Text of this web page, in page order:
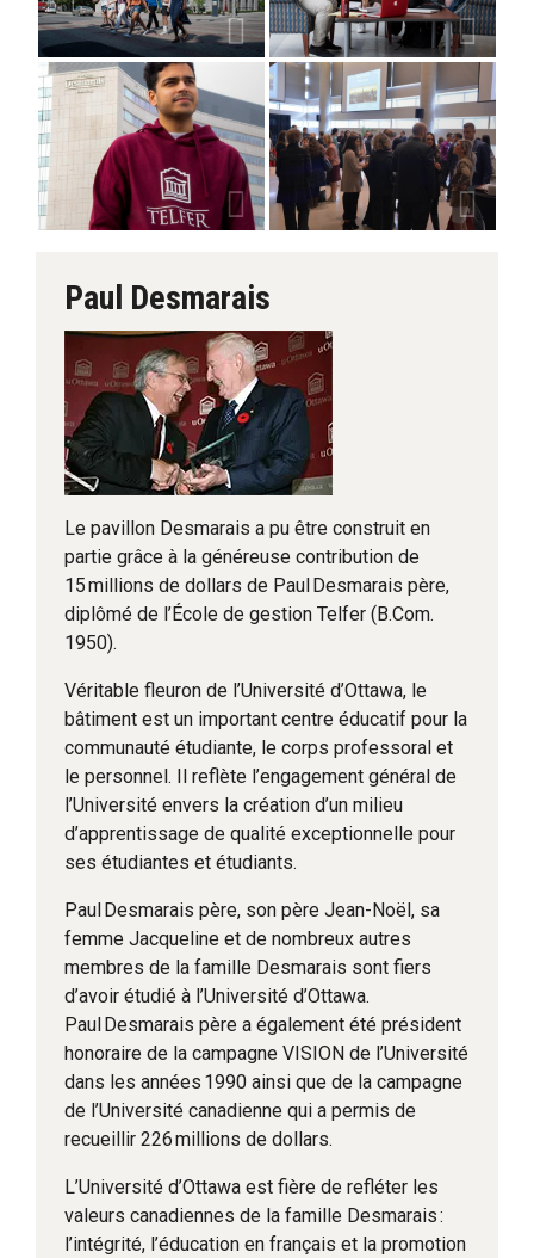
Paul Desmarais
Le pavillon Desmarais a pu être construit en
partie grâce à la généreuse contribution de
15 millions de dollars de Paul Desmarais père,
diplômé de l’École de gestion Telfer (B.Com.
1950).
Véritable fleuron de l’Université d’Ottawa, le
bâtiment est un important centre éducatif pour la
communauté étudiante, le corps professoral et
le personnel. Il reflète l’engagement général de
l’Université envers la création d’un milieu
d’apprentissage de qualité exceptionnelle pour
ses étudiantes et étudiants.
Paul Desmarais père, son père Jean-Noël, sa
femme Jacqueline et de nombreux autres
membres de la famille Desmarais sont fiers
d’avoir étudié à l’Université d’Ottawa.
Paul Desmarais père a également été président
honoraire de la campagne VISION de l’Université
dans les années 1990 ainsi que de la campagne
de l’Université canadienne qui a permis de
recueillir 226 millions de dollars.
L’Université d’Ottawa est fière de refléter les
valeurs canadiennes de la famille Desmarais :
l’intégrité, l’éducation en français et la promotion